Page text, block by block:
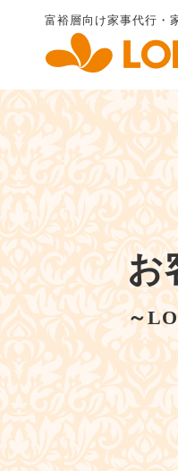
富裕層向け家事代行・
お
～